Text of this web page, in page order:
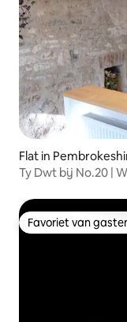
Flat in
Ty Dwt bij No.20 |
Favoriet van
Favoriet van